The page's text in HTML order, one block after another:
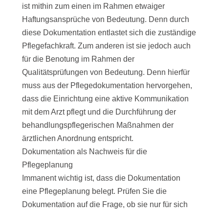
ist mithin zum einen im Rahmen etwaiger
Haftungsansprüche von Bedeutung. Denn durch
diese Dokumentation entlastet sich die zuständige
Pflegefachkraft. Zum anderen ist sie jedoch auch
für die Benotung im Rahmen der
Qualitätsprüfungen von Bedeutung. Denn hierfür
muss aus der Pflegedokumentation hervorgehen,
dass die Einrichtung eine aktive Kommunikation
mit dem Arzt pflegt und die Durchführung der
behandlungspflegerischen Maßnahmen der
ärztlichen Anordnung entspricht.
Dokumentation als Nachweis für die
Pflegeplanung
Immanent wichtig ist, dass die Dokumentation
eine Pflegeplanung belegt. Prüfen Sie die
Dokumentation auf die Frage, ob sie nur für sich